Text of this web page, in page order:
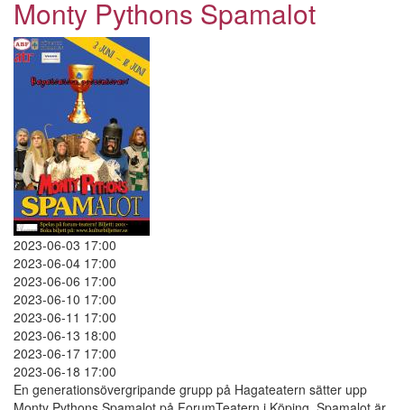
Spamalot
Monty Pythons Spamalot
2023-06-03 17:00
2023-06-04 17:00
2023-06-06 17:00
2023-06-10 17:00
2023-06-11 17:00
2023-06-13 18:00
2023-06-17 17:00
2023-06-18 17:00
En generationsövergripande grupp på Hagateatern sätter upp